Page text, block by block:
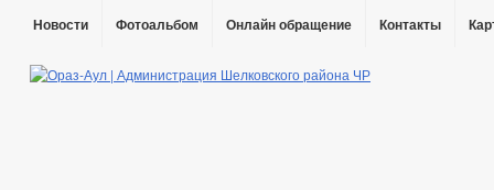
Новости Фотоальбом Онлайн обращение Контакты